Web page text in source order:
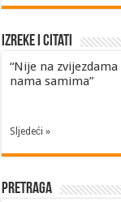
Izreke i Citati
“Nije na
nama samima”
Sljedeći »
Pretraga